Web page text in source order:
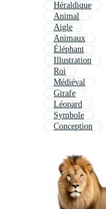
Héraldique
Animal
Aigle
Animaux
Éléphant
Illustration
Roi
Médiéval
Girafe
Léopard
Symbole
Conception